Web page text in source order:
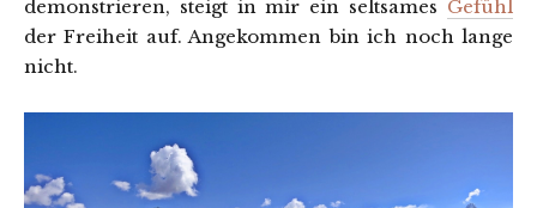
demonstrieren, steigt in mir ein seltsames Gefühl
der Freiheit auf. Angekommen bin ich noch lange
nicht.